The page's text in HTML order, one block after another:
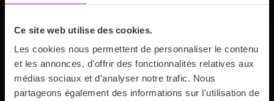
Ce site web utilise des cookies.
Les cookies nous permettent de personnaliser le contenu
et les annonces, d'offrir des fonctionnalités relatives aux
médias sociaux et d'analyser notre trafic. Nous
partageons également des informations sur l'utilisation de